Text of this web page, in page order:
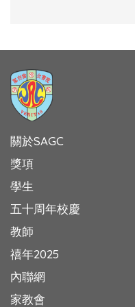
關於SAGC
獎項
學生
五十周年校慶
教師
禧年2025
內聯網
家教會